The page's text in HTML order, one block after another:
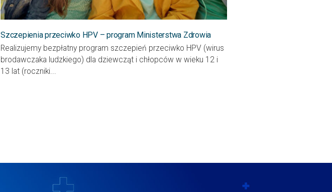
Szczepienia przeciwko HPV – program Ministerstwa Zdrowia
Realizujemy bezpłatny program szczepień przeciwko HPV (wirus
brodawczaka ludzkiego) dla dziewcząt i chłopców w wieku 12 i
13 lat (roczniki...